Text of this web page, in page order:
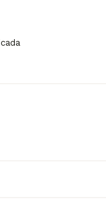
de Braco
variar
la